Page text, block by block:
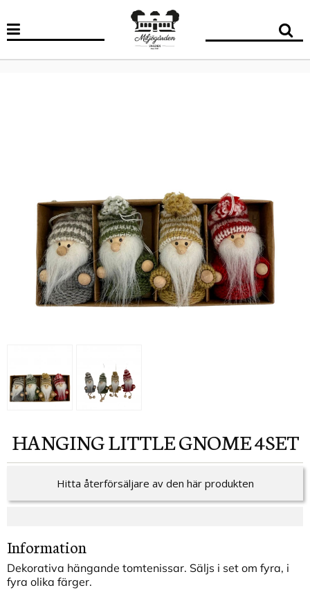
HANGING LITTLE GNOME 4SET
Hitta återförsäljare av den här produkten
Information
Dekorativa hängande tomtenissar. Säljs i set om fyra, i
fyra olika färger.